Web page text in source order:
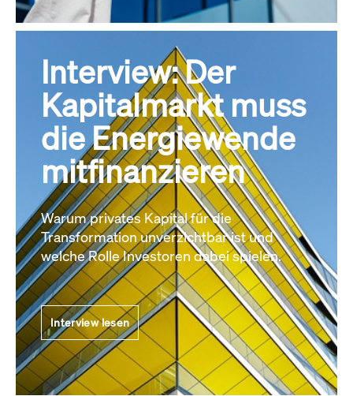
Interview: Der
Kapitalmarkt muss
die Energiewende
mitfinanzieren
Warum privates Kapital für die
Transformation unverzichtbar ist und
welche Rolle Investoren dabei spielen.
Interview lesen